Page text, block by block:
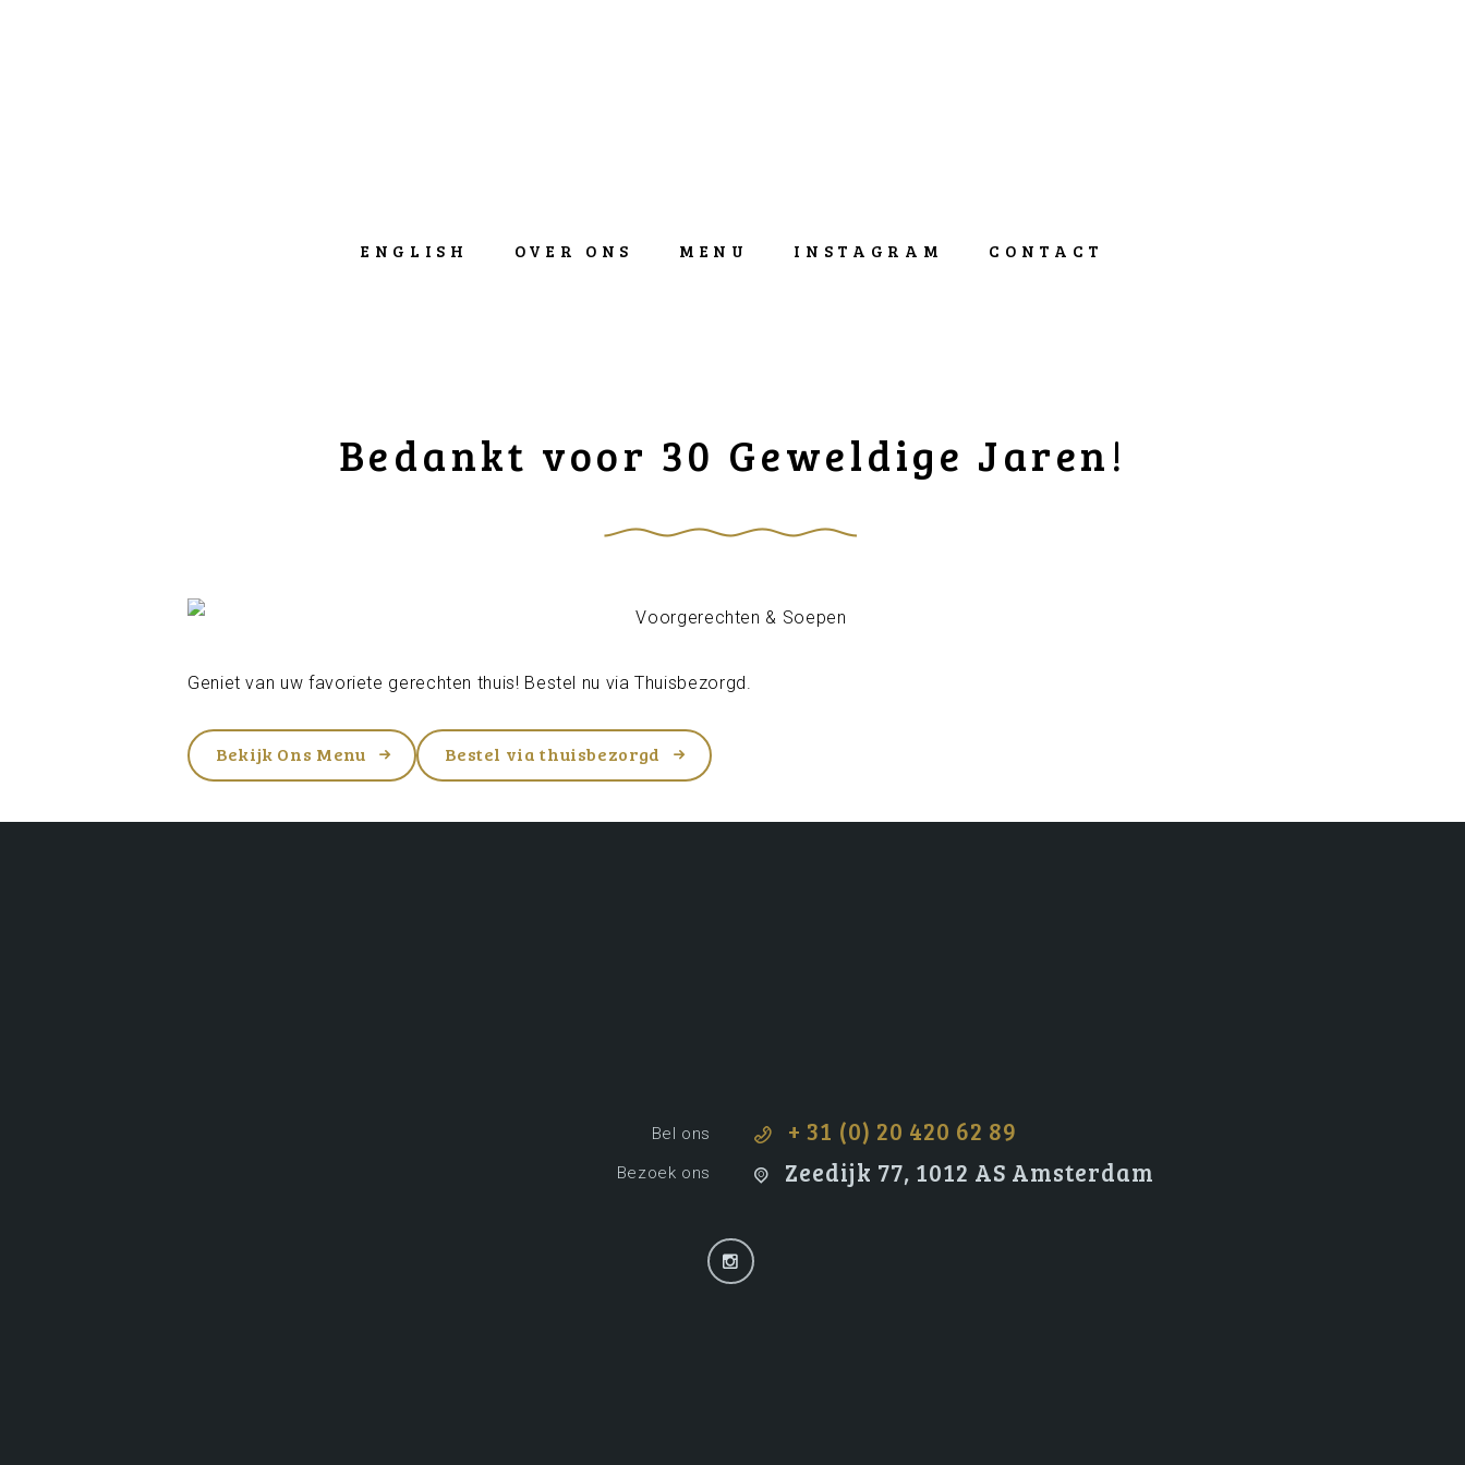
ENGLISH OVER ONS MENU INSTAGRAM CONTACT
Bedankt voor 30 Geweldige Jaren!
Geniet van uw favoriete gerechten thuis! Bestel nu viaThuisbezorgd .
Bekijk Ons Menu Bestel via thuisbezorgd
+ 31 (0) 20 420 62 89
Zeedijk 77, 1012 AS Amsterdam
Bel ons
Bezoek ons